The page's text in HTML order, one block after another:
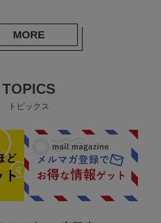
MORE
TOPICS
トピックス